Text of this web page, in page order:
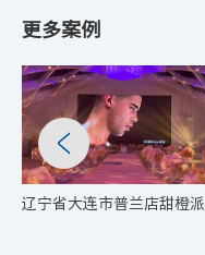
更多案例
辽宁省大连市普兰店甜橙派